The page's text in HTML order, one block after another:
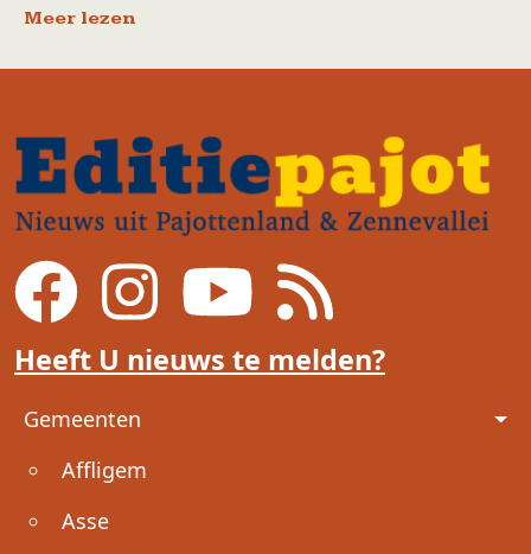
Meer lezen
Heeft U nieuws te melden?
Voet
Gemeenten
Affligem
Asse